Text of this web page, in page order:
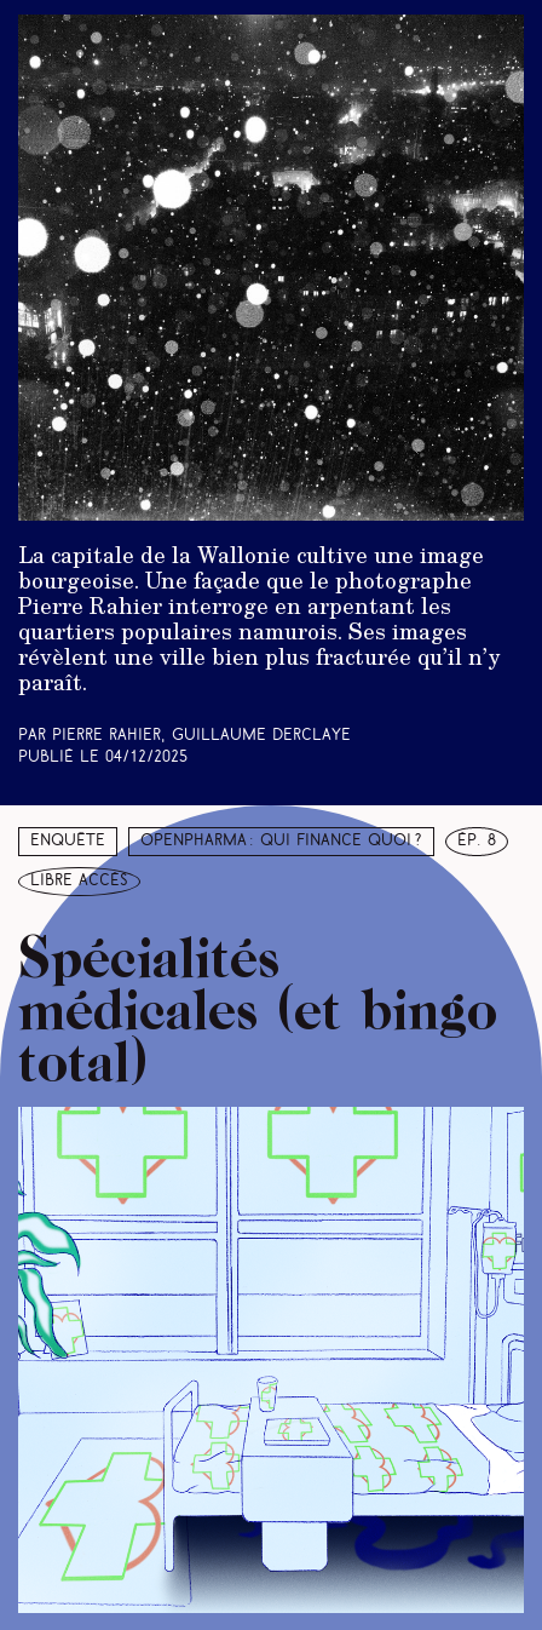
La capitale de la Wallonie cultive une image
bourgeoise. Une façade que le photographe
Pierre Rahier interroge en arpentant les
quartiers populaires namurois. Ses images
révèlent une ville bien plus fracturée qu’il n’y
paraît.
Par Pierre Rahier, Guillaume Derclaye
Publié le 04/12/2025
Enquête Openpharma : qui finance quoi ? ép. 8
libre accès
Spécialités
médicales (et bingo
total)